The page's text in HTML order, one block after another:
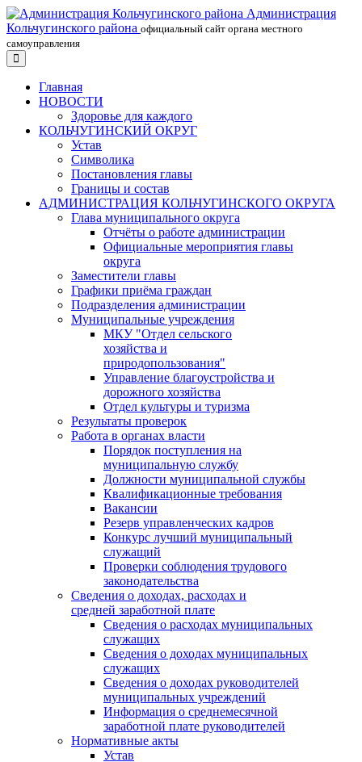
Администрация
Кольчугинского района официальный сайт органа местного
самоуправления
Главная
НОВОСТИ
Здоровье для каждого
КОЛЬЧУГИНСКИЙ ОКРУГ
Устав
Символика
Постановления главы
Границы и состав
АДМИНИСТРАЦИЯ КОЛЬЧУГИНСКОГО ОКРУГА
Глава муниципального округа
Отчёты о работе администрации
Официальные мероприятия главы
округа
Заместители главы
Графики приёма граждан
Подразделения администрации
Муниципальные учреждения
МКУ "Отдел сельского
хозяйства и
природопользования"
Управление благоустройства и
дорожного хозяйства
Отдел культуры и туризма
Результаты проверок
Работа в органах власти
Порядок поступления на
муниципальную службу
Должности муниципальной службы
Квалификационные требования
Вакансии
Резерв управленческих кадров
Конкурс лучший муниципальный
служащий
Проверки соблюдения трудового
законодательства
Сведения о доходах, расходах и
средней заработной плате
Сведения о расходах муниципальных
служащих
Сведения о доходах муниципальных
служащих
Сведения о доходах руководителей
муниципальных учреждений
Информация о среднемесячной
заработной плате руководителей
Нормативные акты
Устав